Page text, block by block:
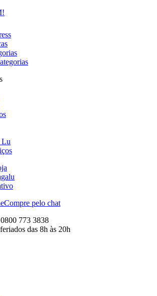
Lu
Compre pelo chat
773 3838
das 8h às 20h